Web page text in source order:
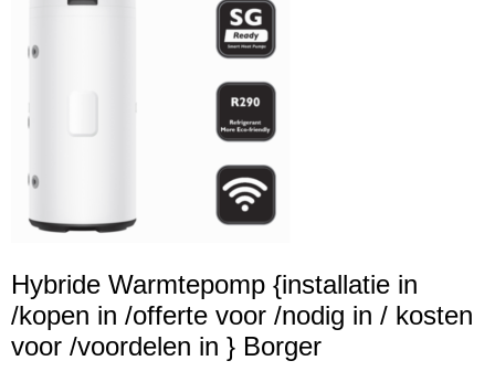
Hybride Warmtepomp {installatie in
/kopen in /offerte voor /nodig in / kosten
voor /voordelen in } Borger